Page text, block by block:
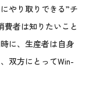
やり取りできる”チ
費者は知りたいこと
に、生産者は自身
双方にとってWin-